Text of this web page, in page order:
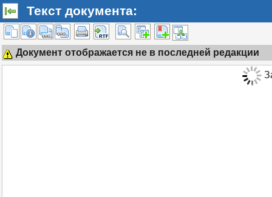
Текст документа:
Документ отображается не в последней редакции